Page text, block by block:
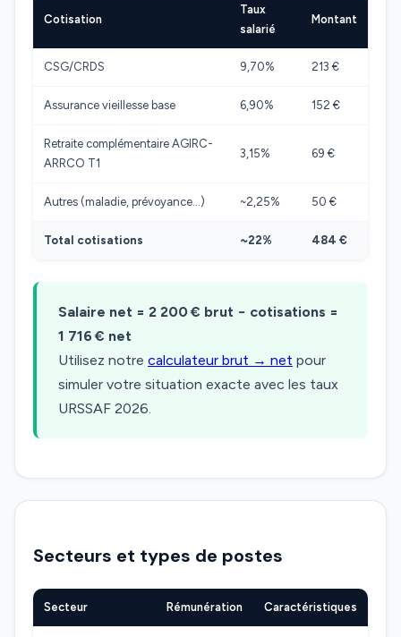
Cotisation
Taux
salarié
Montant
CSG/CRDS 9,70% 213 €
Assurance vieillesse base 6,90% 152 €
Retraite complémentaire AGIRC-
ARRCO T1
3,15% 69 €
Autres (maladie, prévoyance…) ~2,25% 50 €
Total cotisations ~22% 484 €
Salaire net = 2 200 € brut − cotisations =
1 716 € net
Utilisez notre calculateur brut → net pour
simuler votre situation exacte avec les taux
URSSAF 2026.
Secteurs et types de postes
Secteur Rémunération Caractéristiques